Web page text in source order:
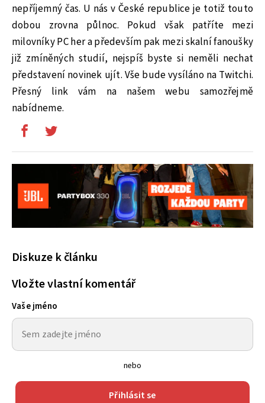
nepříjemný čas. U nás v České republice je totiž touto
dobou zrovna půlnoc. Pokud však patříte mezi
milovníky PC her a především pak mezi skalní fanoušky
již zmíněných studií, nejspíš byste si neměli nechat
představení novinek ujít. Vše bude vysíláno na Twitchi.
Přesný link vám na našem webu samozřejmě
nabídneme.
Diskuze k článku
Vložte vlastní komentář
Vaše jméno
nebo
Přihlásit se